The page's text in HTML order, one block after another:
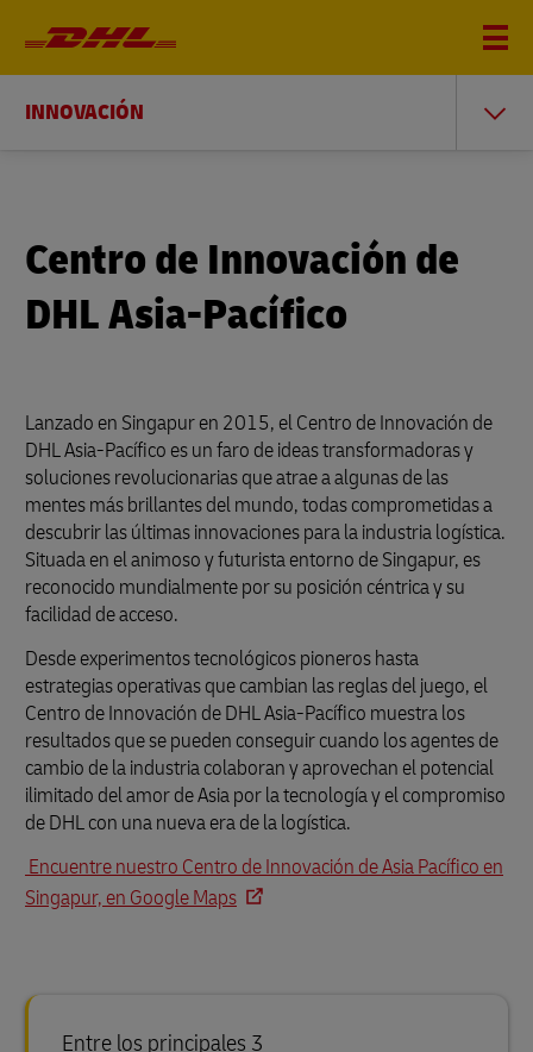
INNOVACIÓN
Centro de Innovación de
DHL Asia-Pacífico
Lanzado en Singapur en 2015, el Centro de Innovación de
DHL Asia-Pacífico es un faro de ideas transformadoras y
soluciones revolucionarias que atrae a algunas de las
mentes más brillantes del mundo, todas comprometidas a
descubrir las últimas innovaciones para la industria logística.
Situada en el animoso y futurista entorno de Singapur, es
reconocido mundialmente por su posición céntrica y su
facilidad de acceso.
Desde experimentos tecnológicos pioneros hasta
estrategias operativas que cambian las reglas del juego, el
Centro de Innovación de DHL Asia-Pacífico muestra los
resultados que se pueden conseguir cuando los agentes de
cambio de la industria colaboran y aprovechan el potencial
ilimitado del amor de Asia por la tecnología y el compromiso
de DHL con una nueva era de la logística.
Encuentre nuestro Centro de Innovación de Asia Pacífico en
Singapur, en Google Maps
Entre los principales 3